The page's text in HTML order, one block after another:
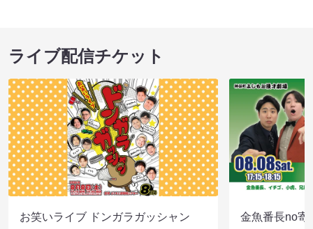
ライブ配信チケット
お笑いライブ ドンガラガッシャン
金魚番長no寄